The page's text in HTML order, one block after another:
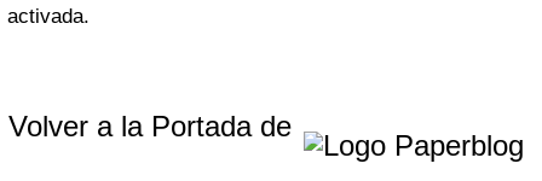
activada.
Volver a la Portada de